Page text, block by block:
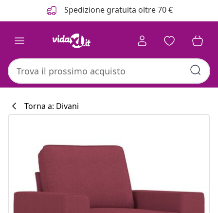
Spedizione gratuita oltre 70 €
Torna a: Divani